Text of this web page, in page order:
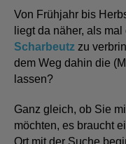
Von Frühjahr bis
liegt da näher, als
Scharbeutz zu
dem Weg dahin die
lassen?
Ganz gleich, ob Sie
möchten, es braucht